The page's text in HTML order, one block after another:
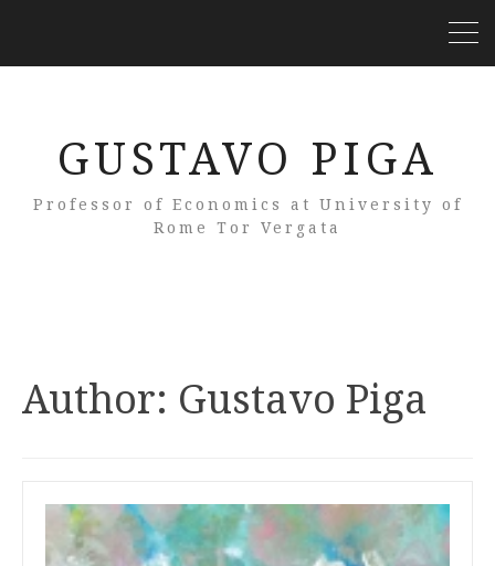
GUSTAVO PIGA
Professor of Economics at University of
Rome Tor Vergata
Author: Gustavo Piga